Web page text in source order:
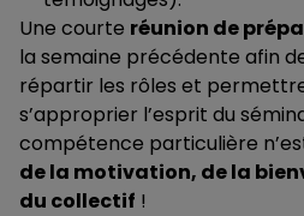
Une courte réunion de
la semaine précédente afin
répartir les rôles et
s’approprier l’esprit du
compétence particulière
de la motivation, de la
du collectif !